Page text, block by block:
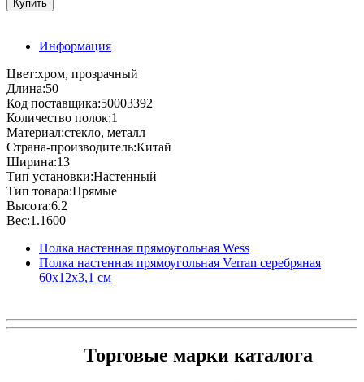
Информация
Цвет:хром, прозрачный
Длина:50
Код поставщика:50003392
Количество полок:1
Материал:стекло, металл
Страна-производитель:Китай
Ширина:13
Тип установки:Настенный
Тип товара:Прямые
Высота:6.2
Вес:1.1600
Полка настенная прямоугольная Wess
Полка настенная прямоугольная Verran серебряная
60х12х3,1 см
Торговые марки каталога